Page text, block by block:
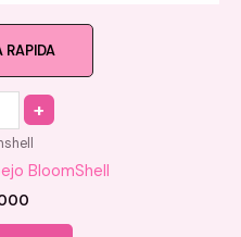
RAPIDA
BloomShell